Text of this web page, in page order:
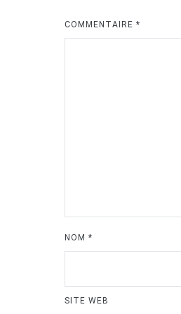
COMMENTAIRE *
NOM *
SITE WEB